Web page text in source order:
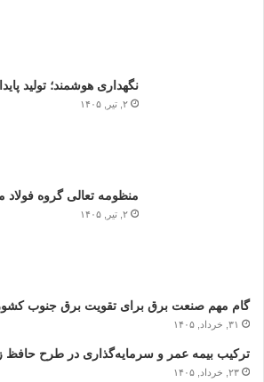
نگهداری هوشمند؛ تولید
۲, تیر, ۱۴۰۵
منظومه تعالی گروه فولاد
۲, تیر, ۱۴۰۵
گام مهم صنعت برق برای تقویت برق جنوب کشور
۳۱, خرداد, ۱۴۰۵
ترکیب بیمه عمر و سرمایه‌گذاری در طرح حافظ
۲۳, خرداد, ۱۴۰۵